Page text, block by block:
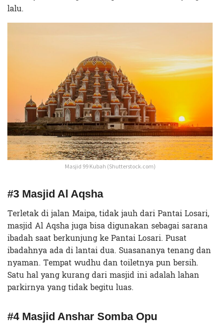
lalu.
Masjid 99 Kubah (Shutterstock.com)
#3 Masjid Al Aqsha
Terletak di jalan Maipa, tidak jauh dari Pantai Losari,
masjid Al Aqsha juga bisa digunakan sebagai sarana
ibadah saat berkunjung ke Pantai Losari. Pusat
ibadahnya ada di lantai dua. Suasananya tenang dan
nyaman. Tempat wudhu dan toiletnya pun bersih.
Satu hal yang kurang dari masjid ini adalah lahan
parkirnya yang tidak begitu luas.
#4 Masjid Anshar Somba Opu